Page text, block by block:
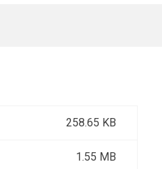
258.65 KB
1.55 MB